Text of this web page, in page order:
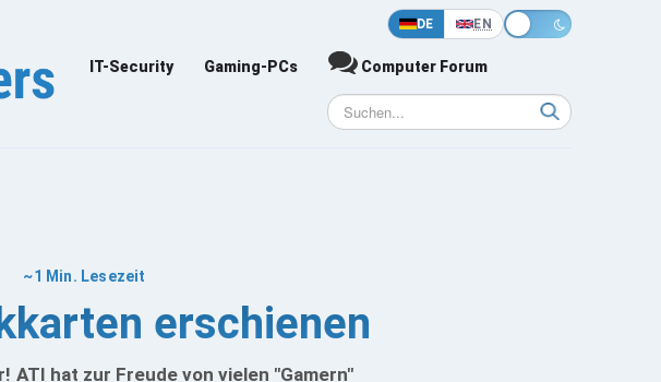
DE EN
IT-Security Gaming-PCs Computer Forum
~1 Min. Lesezeit
erschienen
hat zur Freude von vielen "Gamern"